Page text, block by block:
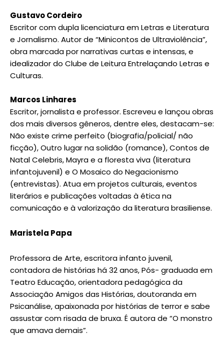
Gustavo Cordeiro
Escritor com dupla licenciatura em Letras e Literatura
e Jornalismo. Autor de “Minicontos de Ultraviolência”,
obra marcada por narrativas curtas e intensas, e
idealizador do Clube de Leitura Entrelaçando Letras e
Culturas.
Marcos Linhares
Escritor, jornalista e professor. Escreveu e lançou obras
dos mais diversos gêneros, dentre eles, destacam-se:
Não existe crime perfeito (biografia/policial/ não
ficção), Outro lugar na solidão (romance), Contos de
Natal Celebris, Mayra e a floresta viva (literatura
infantojuvenil) e O Mosaico do Negacionismo
(entrevistas). Atua em projetos culturais, eventos
literários e publicações voltadas à ética na
comunicação e à valorização da literatura brasiliense.
Maristela Papa
Professora de Arte, escritora infanto juvenil,
contadora de histórias há 32 anos, Pós- graduada em
Teatro Educação, orientadora pedagógica da
Associação Amigos das Histórias, doutoranda em
Psicanálise, apaixonada por histórias de terror e sabe
assustar com risada de bruxa. É autora de “O monstro
que amava demais”.